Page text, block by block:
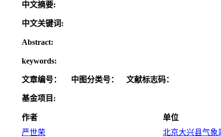
中文摘要:
中文关键词:
Abstract:
keywords:
文章编号： 中图分类号： 文献标志码：
基金项目:
作者
单位
严世荣
北京大兴县气象